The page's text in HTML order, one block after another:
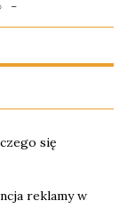
się
reklamy w